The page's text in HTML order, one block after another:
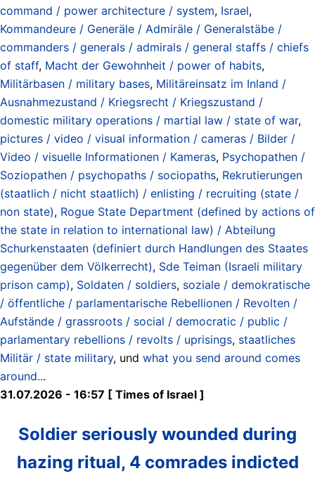
command / power architecture / system, Israel,
Kommandeure / Generäle / Admiräle / Generalstäbe /
commanders / generals / admirals / general staffs / chiefs
of staff, Macht der Gewohnheit / power of habits,
Militärbasen / military bases, Militäreinsatz im Inland /
Ausnahmezustand / Kriegsrecht / Kriegszustand /
domestic military operations / martial law / state of war,
pictures / video / visual information / cameras / Bilder /
Video / visuelle Informationen / Kameras, Psychopathen /
Soziopathen / psychopaths / sociopaths, Rekrutierungen
(staatlich / nicht staatlich) / enlisting / recruiting (state /
non state), Rogue State Department (defined by actions of
the state in relation to international law) / Abteilung
Schurkenstaaten (definiert durch Handlungen des Staates
gegenüber dem Völkerrecht), Sde Teiman (Israeli military
prison camp), Soldaten / soldiers, soziale / demokratische
/ öffentliche / parlamentarische Rebellionen / Revolten /
Aufstände / grassroots / social / democratic / public /
parlamentary rebellions / revolts / uprisings, staatliches
Militär / state military, und what you send around comes
around...
31.07.2026 - 16:57 [ Times of Israel ]
Soldier seriously wounded during
hazing ritual, 4 comrades indicted